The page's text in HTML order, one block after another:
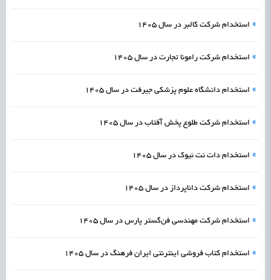
» استخدام شرکت کالبر در سال 1405
» استخدام شرکت رامونا تجارت در سال 1405
» استخدام دانشگاه علوم پزشکی جیرفت در سال 1405
» استخدام شرکت طلوع پخش آفتاب در سال 1405
» استخدام دات نت نیوک در سال 1405
» استخدام شرکت داناپرداز در سال 1405
» استخدام شركت مهندسی فن‌گستر پارس در سال 1405
» استخدام کتاب فروشی اینترنتی ایران فرهنگ در سال 1405